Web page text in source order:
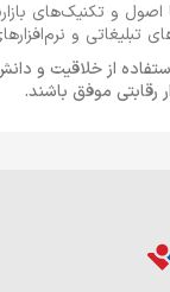
اصول و تکنیک‌های
تبلیغاتی و
از خلاقیت و
رقابتی موفق باشند.